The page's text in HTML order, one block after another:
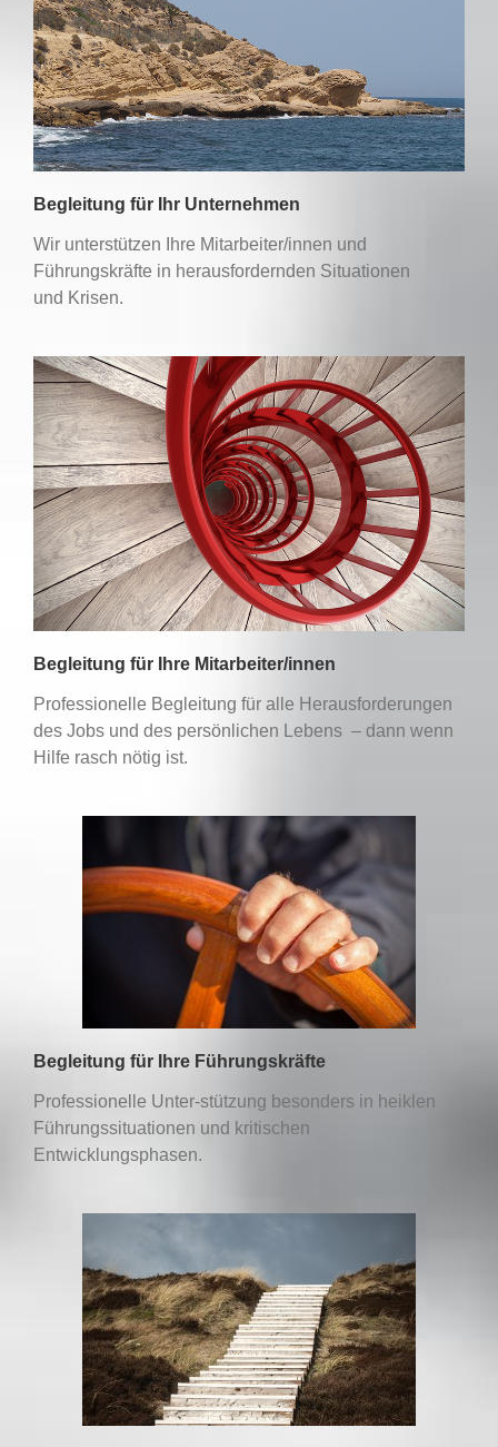
Begleitung für Ihr Unternehmen
Wir unterstützen Ihre Mitarbeiter/innen und
Führungskräfte in herausfordernden Situationen
und Krisen.
Begleitung für Ihre Mitarbeiter/innen
Professionelle Begleitung für alle Herausforderungen
des Jobs und des persönlichen Lebens – dann wenn
Hilfe rasch nötig ist.
Begleitung für Ihre Führungskräfte
Professionelle Unter-stützung besonders in heiklen
Führungssituationen und kritischen
Entwicklungsphasen.